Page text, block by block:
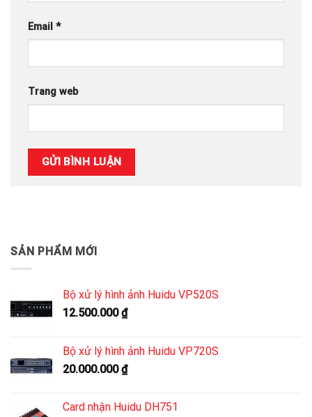
Email *
Trang web
SẢN PHẨM MỚI
Bộ xử lý hình ảnh Huidu VP520S
12.500.000₫
Bộ xử lý hình ảnh Huidu VP720S
20.000.000₫
Card nhận Huidu DH751